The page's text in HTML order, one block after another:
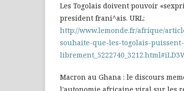
Les Togolais doivent pouvoir
president frani^ais. URL:
http://www.lemonde.fr/afrique/
souhaite-que-les-togolais-
Macron au Ghana : le discours